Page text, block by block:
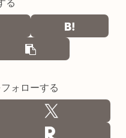
る
ォローする